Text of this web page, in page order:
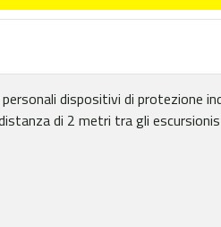
dispositivi di protezione
di 2 metri tra gli